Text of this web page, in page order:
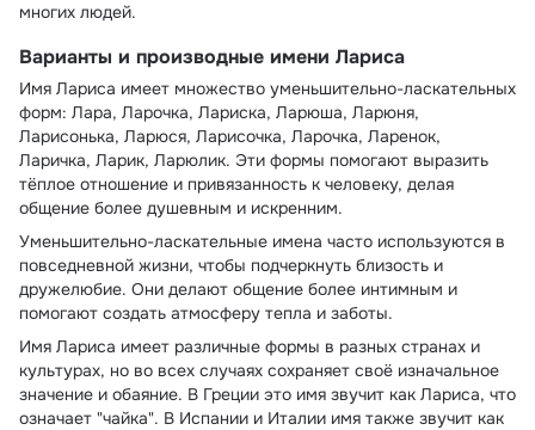
многих людей.
Варианты и производные имени Лариса
Имя Лариса имеет множество уменьшительно-ласкательных
форм: Лара, Ларочка, Лариска, Ларюша, Ларюня,
Ларисонька, Ларюся, Ларисочка, Ларочка, Ларенок,
Ларичка, Ларик, Ларюлик. Эти формы помогают выразить
тёплое отношение и привязанность к человеку, делая
общение более душевным и искренним.
Уменьшительно-ласкательные имена часто используются в
повседневной жизни, чтобы подчеркнуть близость и
дружелюбие. Они делают общение более интимным и
помогают создать атмосферу тепла и заботы.
Имя Лариса имеет различные формы в разных странах и
культурах, но во всех случаях сохраняет своё изначальное
значение и обаяние. В Греции это имя звучит как Лариса, что
означает "чайка". В Испании и Италии имя также звучит как